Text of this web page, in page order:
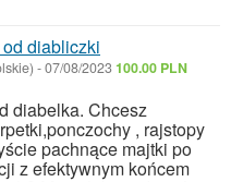
diabliczki
-07/08/2023100.00 PLN
diabelka. Chcesz
, rajstopy
pachnące majtki po
z efektywnym końcem